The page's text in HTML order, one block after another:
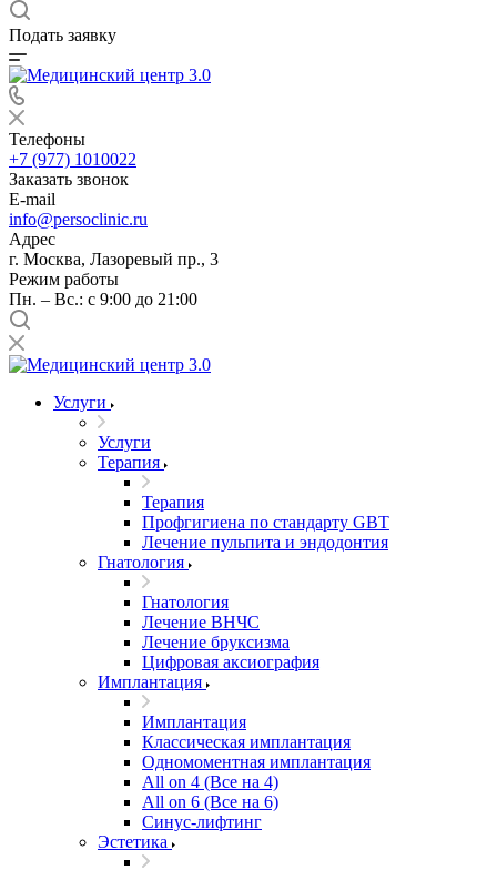
Подать заявку
Телефоны
+7 (977) 1010022
Заказать звонок
E-mail
info@persoclinic.ru
Адрес
г. Москва, Лазоревый пр., 3
Режим работы
Пн. – Вс.: с 9:00 до 21:00
Услуги
Услуги
Терапия
Терапия
Профгигиена по стандарту GBT
Лечение пульпита и эндодонтия
Гнатология
Гнатология
Лечение ВНЧС
Лечение бруксизма
Цифровая аксиография
Имплантация
Имплантация
Классическая имплантация
Одномоментная имплантация
All on 4 (Все на 4)
All on 6 (Все на 6)
Синус-лифтинг
Эстетика